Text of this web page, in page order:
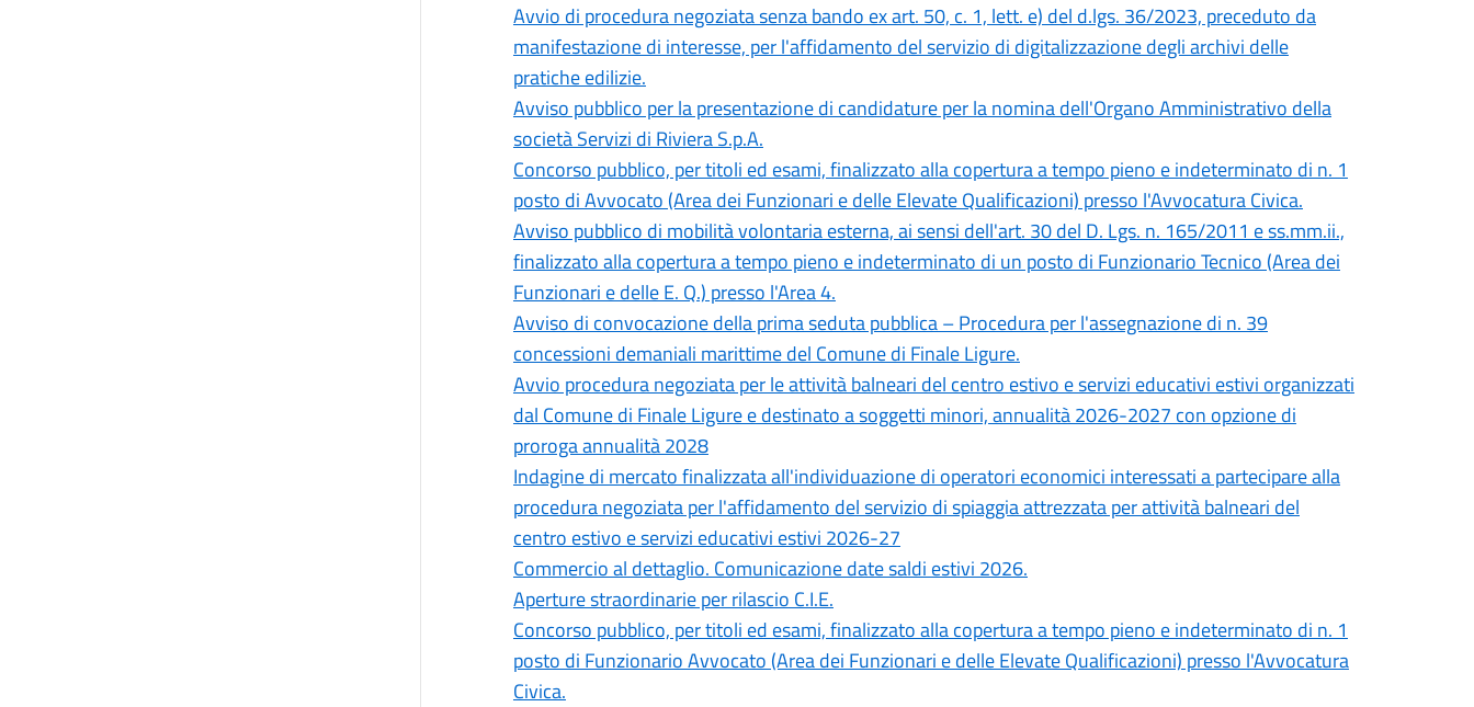
Avvio di procedura negoziata senza bando ex art. 50, c. 1, lett. e) del d.lgs. 36/2023, preceduto da
manifestazione di interesse, per l'affidamento del servizio di digitalizzazione degli archivi delle
pratiche edilizie.
Avviso pubblico per la presentazione di candidature per la nomina dell'Organo Amministrativo della
società Servizi di Riviera S.p.A.
Concorso pubblico, per titoli ed esami, finalizzato alla copertura a tempo pieno e indeterminato di n. 1
posto di Avvocato (Area dei Funzionari e delle Elevate Qualificazioni) presso l'Avvocatura Civica.
Avviso pubblico di mobilità volontaria esterna, ai sensi dell'art. 30 del D. Lgs. n. 165/2011 e ss.mm.ii.,
finalizzato alla copertura a tempo pieno e indeterminato di un posto di Funzionario Tecnico (Area dei
Funzionari e delle E. Q.) presso l'Area 4.
Avviso di convocazione della prima seduta pubblica – Procedura per l'assegnazione di n. 39
concessioni demaniali marittime del Comune di Finale Ligure.
Avvio procedura negoziata per le attività balneari del centro estivo e servizi educativi estivi organizzati
dal Comune di Finale Ligure e destinato a soggetti minori, annualità 2026-2027 con opzione di
proroga annualità 2028
Indagine di mercato finalizzata all'individuazione di operatori economici interessati a partecipare alla
procedura negoziata per l'affidamento del servizio di spiaggia attrezzata per attività balneari del
centro estivo e servizi educativi estivi 2026-27
Commercio al dettaglio. Comunicazione date saldi estivi 2026.
Aperture straordinarie per rilascio C.I.E.
Concorso pubblico, per titoli ed esami, finalizzato alla copertura a tempo pieno e indeterminato di n. 1
posto di Funzionario Avvocato (Area dei Funzionari e delle Elevate Qualificazioni) presso l'Avvocatura
Civica.